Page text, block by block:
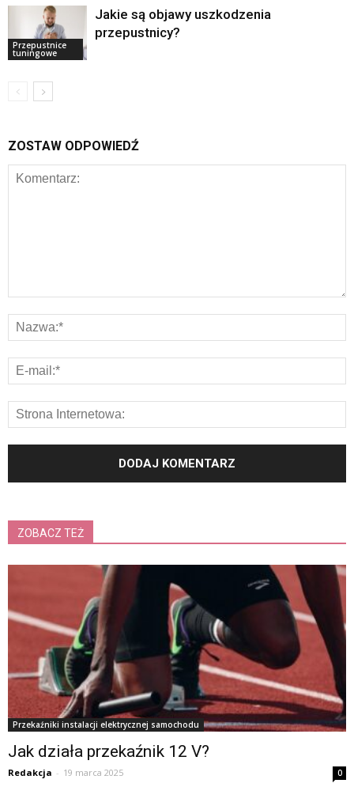
Przepustnice
tuningowe
Jakie są objawy uszkodzenia
przepustnicy?
ZOSTAW ODPOWIEDŹ
ZOBACZ TEŻ
Przekaźniki instalacji elektrycznej samochodu
Jak działa przekaźnik 12 V?
Redakcja - 19 marca 2025 0